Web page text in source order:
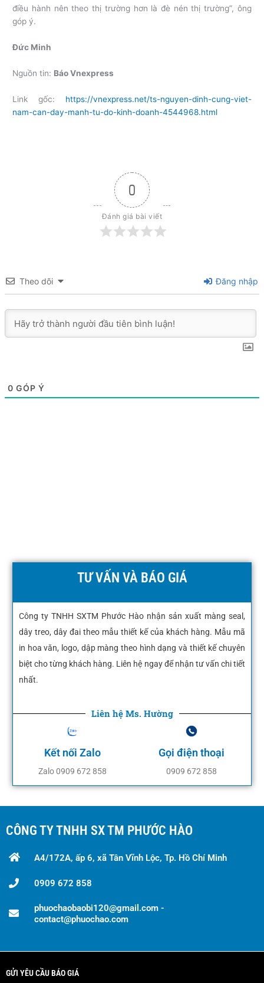
điều hành nên theo thị trường hơn là đè nén thị trường”, ông
góp ý.
Đức Minh
Nguồn tin: Báo Vnexpress
Link gốc: https://vnexpress.net/ts-nguyen-dinh-cung-viet-
nam-can-day-manh-tu-do-kinh-doanh-4544968.html
0
Đánh giá bài viết
Theo dõi Đăng nhập
0 GÓP Ý
TƯ VẤN VÀ BÁO GIÁ
Công ty TNHH SXTM Phước Hào nhận sản xuất màng seal,
dây treo, dây đai theo mẫu thiết kế của khách hàng. Mẫu mã
in hoa văn, logo, dập màng theo hình dạng và thiết kế chuyên
biệt cho từng khách hàng. Liên hệ ngay để nhận tư vấn chi tiết
nhất.
Liên hệ Ms. Hường
Kết nối Zalo
Zalo 0909 672 858
Gọi điện thoại
0909 672 858
CÔNG TY TNHH SX TM PHƯỚC HÀO
A4/172A, ấp 6, xã Tân Vĩnh Lộc, Tp. Hồ Chí Minh
0909 672 858
phuochaobaobi120@gmail.com -
contact@phuochao.com
GỬI YÊU CẦU BÁO GIÁ